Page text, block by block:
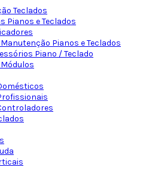
Teclados
Pianos e Teclados
Pianos e Teclados
Piano / Teclado